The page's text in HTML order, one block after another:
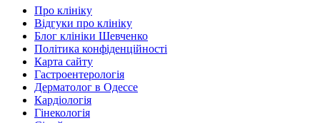
Про клініку
Відгуки про клініку
Блог клініки Шевченко
Політика конфіденційності
Карта сайту
Гастроентерологія
Дерматолог в Одессе
Кардіологія
Гінекологія